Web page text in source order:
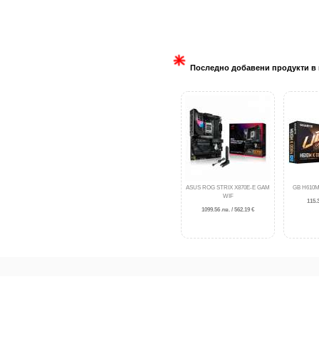
Последно добавени продукти в
ASUS ROG STRIX X870E-E GAM
WIF
1099.56 лв. / 562.19 €
GB